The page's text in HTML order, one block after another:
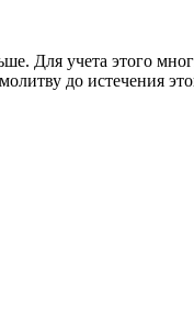
Для учета этого
до истечения